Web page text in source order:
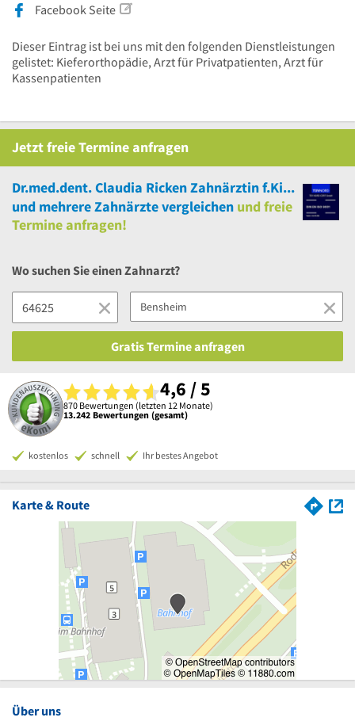
Facebook Seite
Dieser Eintrag ist bei uns mit den folgenden Dienstleistungen
gelistet: Kieferorthopädie, Arzt für Privatpatienten, Arzt für
Kassenpatienten
JetztfreieTermine anfragen
Dr.med.dent. Claudia Ricken Zahnärztin f.Kieferorthopädie
und mehrereZahnärzte vergleichen undfreie
Termine anfragen!
Wo suchen Sie einen Zahnarzt?
Gratis Termine anfragen
4,6 / 5
870 Bewertungen (letzten 12 Monate)
13.242 Bewertungen (gesamt)
kostenlos schnell Ihr bestes Angebot
Karte & Route
Über uns